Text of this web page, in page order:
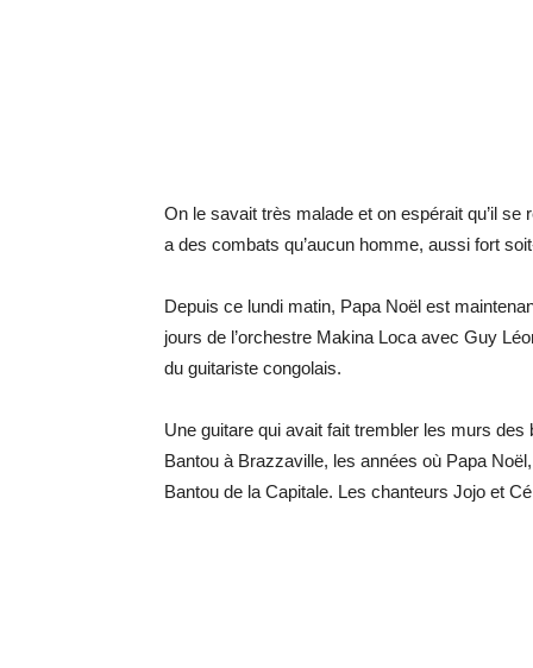
On le savait très malade et on espérait qu’il
a des combats qu’aucun homme, aussi fort
Depuis ce lundi matin, Papa Noël est
jours de l’orchestre Makina Loca avec Guy
du guitariste congolais.
Une guitare qui avait fait trembler les murs
Bantou à Brazzaville, les années où Papa
Bantou de la Capitale. Les chanteurs Jojo et